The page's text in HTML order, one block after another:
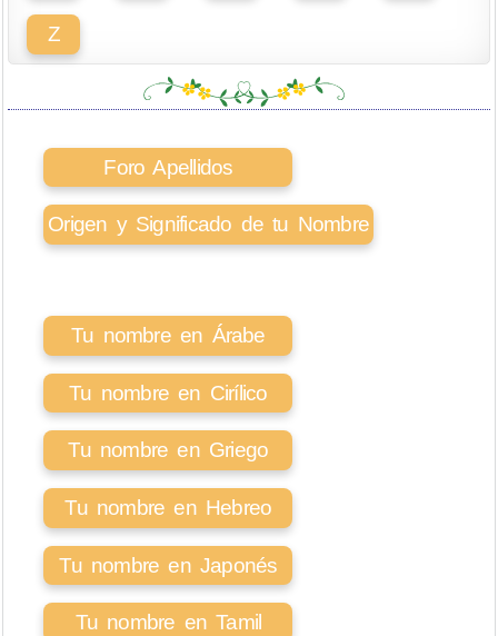
Z
Foro Apellidos
Origen y Significado de tu Nombre
Tu nombre en Árabe
Tu nombre en Cirílico
Tu nombre en Griego
Tu nombre en Hebreo
Tu nombre en Japonés
Tu nombre en Tamil